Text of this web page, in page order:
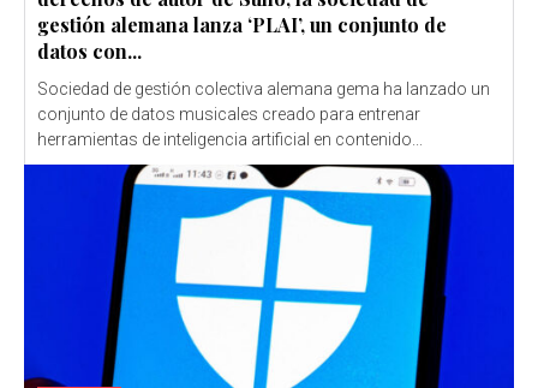
gestión alemana lanza ‘PLAI’, un conjunto de
datos con...
Sociedad de gestión colectiva alemana gema ha lanzado un
conjunto de datos musicales creado para entrenar
herramientas de inteligencia artificial en contenido...